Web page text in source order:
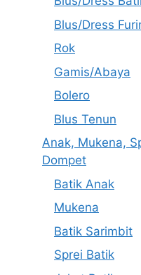
Blus/Dress
Rok
Gamis/Abaya
Bolero
Blus Tenun
Anak, Mukena,
Dompet
Batik Anak
Mukena
Batik Sarimbit
Sprei Batik